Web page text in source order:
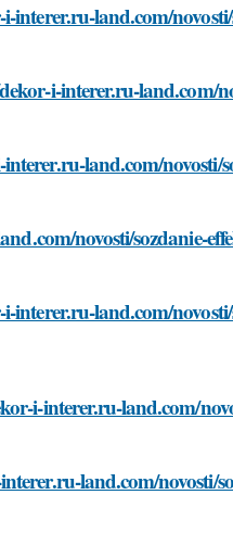
interer.ru-land.com/
i-interer.ru-land.com/
land.com/novosti/
novosti/sozdanie-
land.com/
i-interer.ru-land.com/
land.com/novosti/